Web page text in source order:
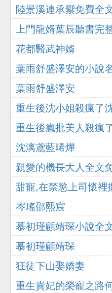
陸景溪連承禦免費全
上門龍婿葉辰聽書完
花都醫武神婿
葉雨舒盛澤安的小說
葉雨舒盛澤安
重生後沈小姐殺瘋了
重生後瘋批美人殺瘋
沈漓鳶藍晞燁
親愛的機長大人全文
甜寵,在禁慾上司懷
岑瑤邵熙宸
慕初瑾顧靖琛小說全
慕初瑾顧靖琛
狂徒下山娶嬌妻
重生貴妃的榮寵之路